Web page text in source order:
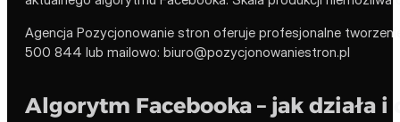
Agencja Pozycjonowanie stron oferuje profesjonalne
500 844 lub mailowo: biuro@pozycjonowaniestron.pl
Algorytm Facebooka – jak działa i